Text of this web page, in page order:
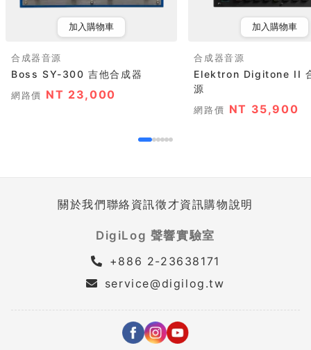
加入購物車
合成器音源
Boss SY-300 吉他合成器
網路價 NT 23,000
加入購物車
合成器音源
Elektron Digitone II
源
網路價 NT 35,900
關於我們聯絡資訊徵才資訊購物說明
DigiLog 聲響實驗室
+886 2-23638171
service@digilog.tw